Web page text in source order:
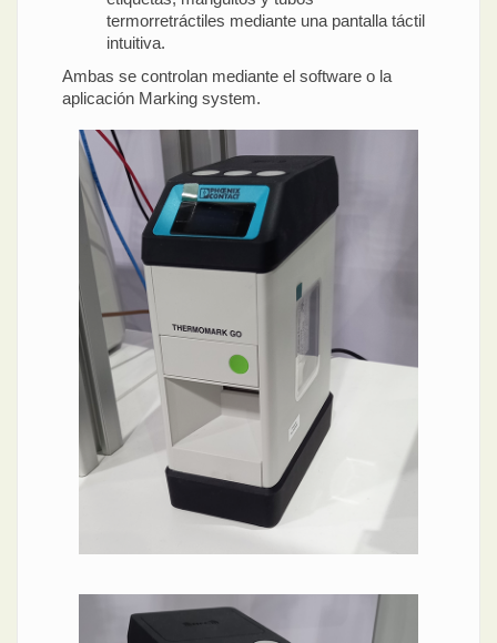
termorretráctiles mediante una pantalla táctil
intuitiva.
Ambas se controlan mediante el software o la
aplicación Marking system.